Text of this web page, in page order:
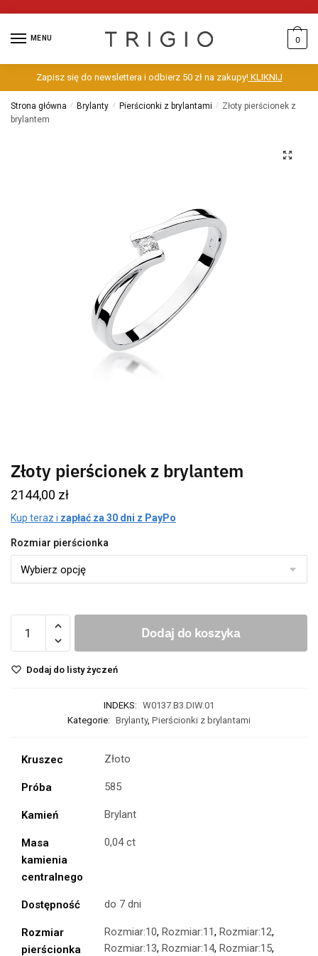
MENU 0
Zapisz się do newslettera i odbierz 50 zł na zakupy!KLIKNIJ
Strona główna / Brylanty / Pierścionki z brylantami / Złoty pierścionek z
brylantem
Złoty pierścionek z brylantem
2144,00 zł
Kup teraz i zapłać za 30 dni z PayPo
Rozmiar pierścionka
Dodaj do koszyka
Dodaj do listy życzeń
INDEKS: W0137.B3.DIW.01
Kategorie: Brylanty, Pierścionki z brylantami
Kruszec Złoto
Próba 585
Kamień Brylant
Masa
kamienia
centralnego
0,04 ct
Dostępność do 7 dni
Rozmiar
pierścionka
Rozmiar:10, Rozmiar:11, Rozmiar:12,
Rozmiar:13, Rozmiar:14, Rozmiar:15,